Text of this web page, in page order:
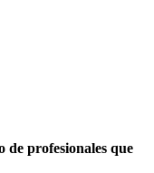
de profesionales que